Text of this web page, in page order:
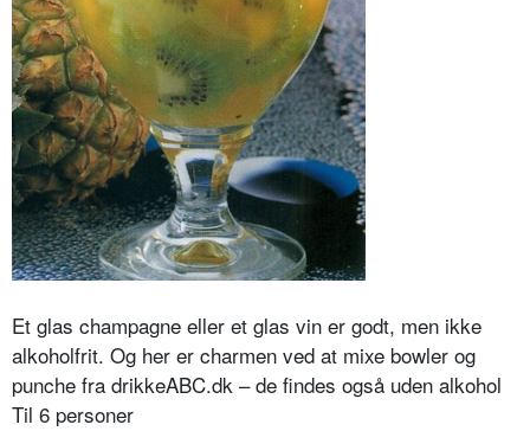
Et glas champagne eller et glas vin er godt, men ikke
alkoholfrit. Og her er charmen ved at mixe bowler og
punche fra drikkeABC.dk – de findes også uden alkohol
Til 6 personer